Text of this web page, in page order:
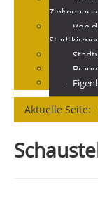
Von
Aktuelle Seite: